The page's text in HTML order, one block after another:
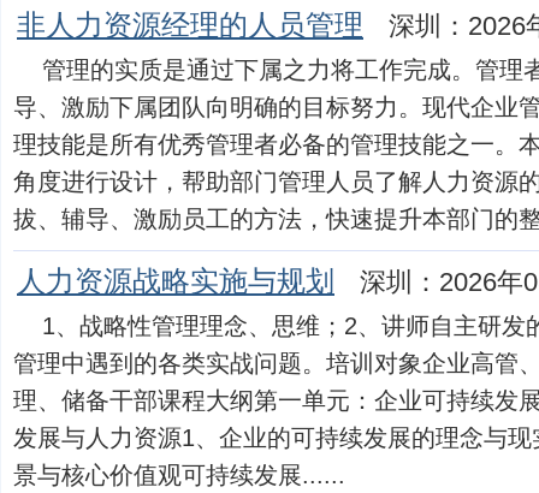
非人力资源经理的人员管理 深圳：2026
管理的实质是通过下属之力将工作完成。管理
导、激励下属团队向明确的目标努力。现代企业
理技能是所有优秀管理者必备的管理技能之一。
角度进行设计，帮助部门管理人员了解人力资源
拔、辅导、激励员工的方法，快速提升本部门的
人力资源战略实施与规划 深圳：2026年
1、战略性管理理念、思维；2、讲师自主研发
管理中遇到的各类实战问题。培训对象企业高管
理、储备干部课程大纲第一单元：企业可持续发
发展与人力资源1、企业的可持续发展的理念与
景与核心价值观可持续发展......